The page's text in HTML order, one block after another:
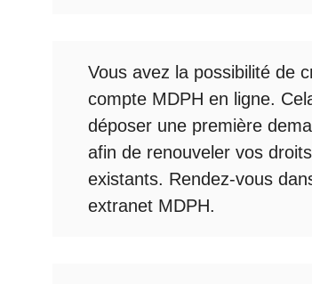
Vous avez la possibilité de
compte MDPH en ligne.
déposer une première
afin de renouveler vos droits
existants. Rendez-vous
extranet MDPH.